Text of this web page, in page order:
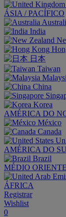
ÁSIA / PACÍFICO
India
日本
Taiwan
China
Korea
AMÉRICA DO
México
Canada
AMÉRICA DO
Brazil
MÉDIO ORIENTE
ÁFRICA
Registrar
Wishlist
0